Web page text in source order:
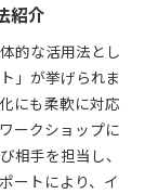
紹介
的な活用法とし
」が挙げられま
にも柔軟に対応
ークショップに
相手を担当し、
ートにより、イ